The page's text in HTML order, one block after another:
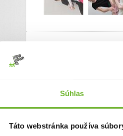
Súhlas
Táto webstránka používa
Dobry deň
a momentálne si plný svoje
Dakujeme velmi pekne